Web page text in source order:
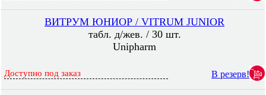
ВИТРУМ ЮНИОР / VITRUM JUNIOR
табл. д/жев. / 30 шт.
Unipharm
Доступно под заказ В резерв!